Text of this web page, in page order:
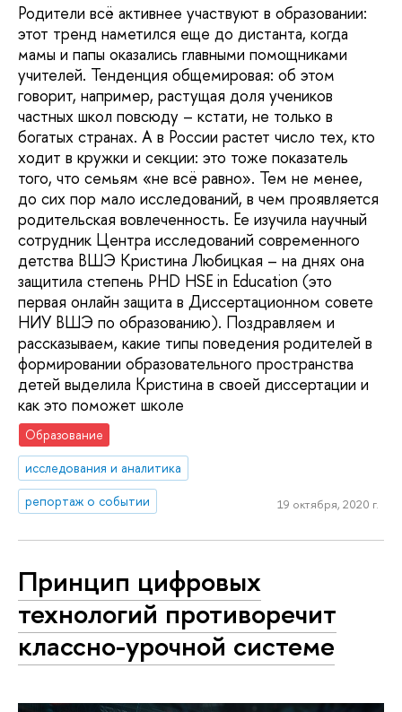
Родители всё активнее участвуют в образовании:
этот тренд наметился еще до дистанта, когда
мамы и папы оказались главными помощниками
учителей. Тенденция общемировая: об этом
говорит, например, растущая доля учеников
частных школ повсюду – кстати, не только в
богатых странах. А в России растет число тех, кто
ходит в кружки и секции: это тоже показатель
того, что семьям «не всё равно». Тем не менее,
до сих пор мало исследований, в чем проявляется
родительская вовлеченность. Ее изучила научный
сотрудник Центра исследований современного
детства ВШЭ Кристина Любицкая – на днях она
защитила степень PHD HSE in Education (это
первая онлайн защита в Диссертационном совете
НИУ ВШЭ по образованию). Поздравляем и
рассказываем, какие типы поведения родителей в
формировании образовательного пространства
детей выделила Кристина в своей диссертации и
как это поможет школе
Образование
исследования и аналитика
репортаж о событии
19 октября, 2020 г.
Принцип цифровых
технологий противоречит
классно-урочной системе